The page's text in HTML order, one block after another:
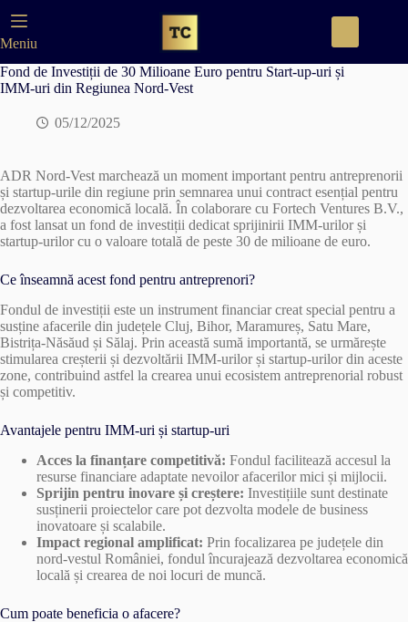
content
Meniu
Fond de Investiții de 30 Milioane Euro pentru Start-up-uri și
IMM-uri din Regiunea Nord-Vest
05/12/2025
ADR Nord-Vest marchează un moment important pentru antreprenorii
și startup-urile din regiune prin semnarea unui contract esențial pentru
dezvoltarea economică locală. În colaborare cu Fortech Ventures B.V.,
a fost lansat un fond de investiții dedicat sprijinirii IMM-urilor și
startup-urilor cu o valoare totală de peste 30 de milioane de euro.
Ce înseamnă acest fond pentru antreprenori?
Fondul de investiții este un instrument financiar creat special pentru a
susține afacerile din județele Cluj, Bihor, Maramureș, Satu Mare,
Bistrița-Năsăud și Sălaj. Prin această sumă importantă, se urmărește
stimularea creșterii și dezvoltării IMM-urilor și startup-urilor din aceste
zone, contribuind astfel la crearea unui ecosistem antreprenorial robust
și competitiv.
Avantajele pentru IMM-uri și startup-uri
Acces la finanțare competitivă: Fondul facilitează accesul la
resurse financiare adaptate nevoilor afacerilor mici și mijlocii.
Sprijin pentru inovare și creștere: Investițiile sunt destinate
susținerii proiectelor care pot dezvolta modele de business
inovatoare și scalabile.
Impact regional amplificat: Prin focalizarea pe județele din
nord-vestul României, fondul încurajează dezvoltarea economică
locală și crearea de noi locuri de muncă.
Cum poate beneficia o afacere?